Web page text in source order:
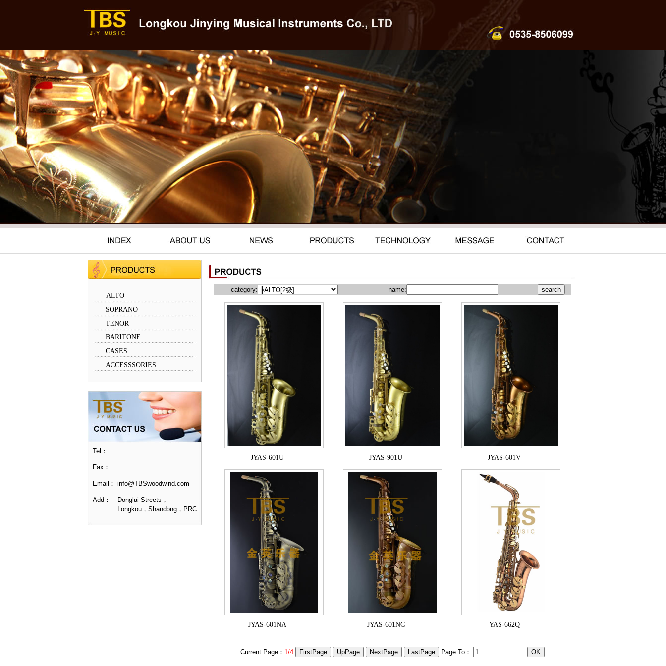
ALTO
SOPRANO
TENOR
BARITONE
CASES
ACCESSSORIES
Tel：
Fax：
Email： info@TBSwoodwind.com
Add：
Donglai Streets，
Longkou，Shandong，PRC
category: name:
JYAS-601U JYAS-901U JYAS-601V
JYAS-601NA JYAS-601NC YAS-662Q
Current Page： 1/4 Page To：